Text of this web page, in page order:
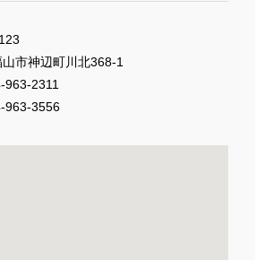
市神辺町川北368-1
963-2311
963-3556